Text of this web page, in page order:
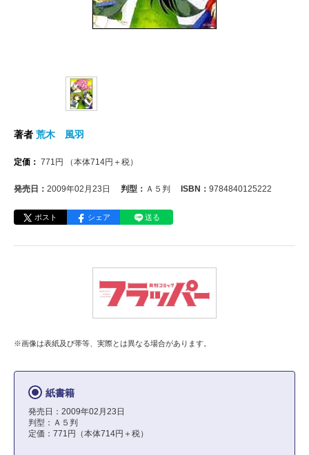
著者 荒木 風羽
定価： 771 円 （本体714円＋税）
発売日： 2009年02月23日 判型： Ａ５判 ISBN： 9784840125222
ポスト シェア 送る
※画像は表紙及び帯等、実際とは異なる場合があります。
紙書籍
発売日：2009年02月23日
判型：Ａ５判
定価：771円（本体714円＋税）